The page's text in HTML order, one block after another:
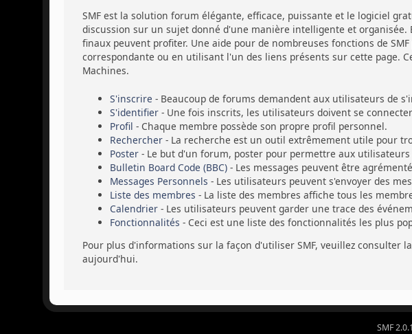
SMF est la solution forum élégante, efficace, puissante et le logiciel
discussion sur un sujet donné d'une manière intelligente et
finaux peuvent profiter. Une aide pour de nombreuses fonctions de
correspondante ou en utilisant l'un des liens présents sur cette page.
Machines.
S'inscrire - Beaucoup de forums demandent aux utilisateurs de
S'identifier - Une fois inscrits, les utilisateurs doivent se
Profil - Chaque membre possède son propre profil personnel.
Rechercher - La recherche est un outil extrêmement utile pour
Poster - Le but d'un forum, poster pour permettre aux utilisateurs
Bulletin Board Code (BBC) - Les messages peuvent être
Messages Personnels - Les utilisateurs peuvent s'envoyer des
Liste des membres - La liste des membres affiche tous les
Calendrier - Les utilisateurs peuvent garder une trace des
Fonctionnalités - Ceci est une liste des fonctionnalités les plus
Pour plus d'informations sur la façon d'utiliser SMF, veuillez consulter
aujourd'hui.
SMF